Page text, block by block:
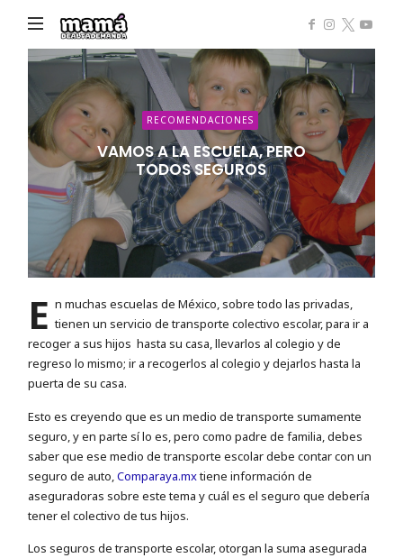
de
Alta
Demanda
RECOMENDACIONES
VAMOS A LA ESCUELA, PERO
TODOS SEGUROS
E n muchas escuelas de México, sobre todo las privadas,
tienen un servicio de transporte colectivo escolar, para ir a
recoger a sus hijos hasta su casa, llevarlos al colegio y de
regreso lo mismo; ir a recogerlos al colegio y dejarlos hasta la
puerta de su casa.
Esto es creyendo que es un medio de transporte sumamente
seguro, y en parte sí lo es, pero como padre de familia, debes
saber que ese medio de transporte escolar debe contar con un
seguro de auto,Comparaya.mxtiene información de
aseguradoras sobre este tema y cuál es el seguro que debería
tener el colectivo de tus hijos.
Los seguros de transporte escolar, otorgan la suma asegurada